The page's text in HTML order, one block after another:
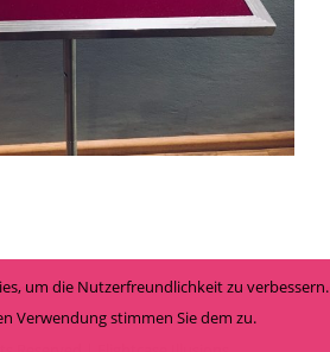
Tische
um die Nutzerfreundlichkeit zu verbessern.
Verwendung stimmen Sie dem zu.